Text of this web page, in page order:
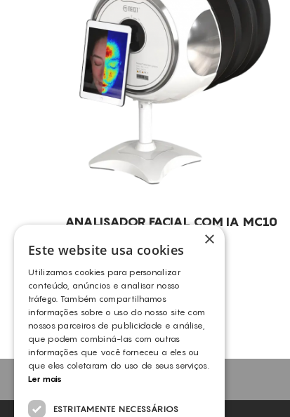
ANALISADOR FACIAL COM IA MC10
×
Este website usa cookies
Utilizamos cookies para personalizar
conteúdo, anúncios e analisar nosso
tráfego. Também compartilhamos
informações sobre o uso do nosso site com
nossos parceiros de publicidade e análise,
que podem combiná-las com outras
informações que você forneceu a eles ou
que eles coletaram do uso de seus serviços.
Ler mais
ESTRITAMENTE NECESSÁRIOS